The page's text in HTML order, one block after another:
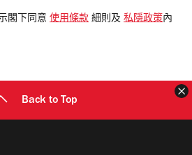
閣下同意 使用條款 細則及 私隱政策 內
Back to Top